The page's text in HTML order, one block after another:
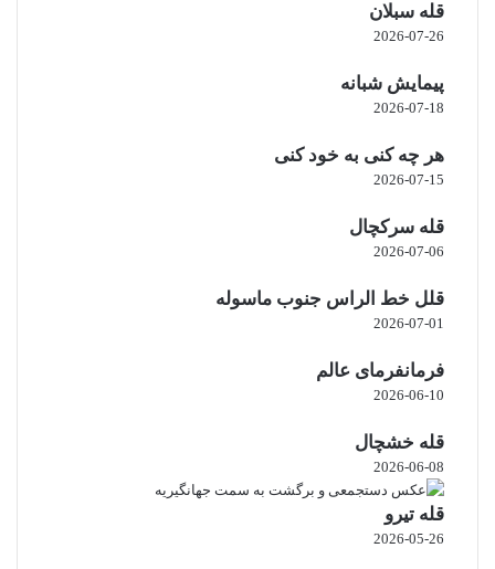
قله سبلان
2026-07-26
پیمایش شبانه
2026-07-18
هر چه کنی به خود کنی
2026-07-15
قله سرکچال
2026-07-06
قلل خط الراس جنوب ماسوله
2026-07-01
فرمانفرمای عالم
2026-06-10
قله خشچال
2026-06-08
قله تیرو
2026-05-26